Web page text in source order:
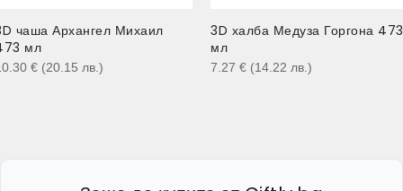
чаша Архангел Михаил
мл
€ (20.15 лв. )
3D халба Медуза Горгона 473
мл
7.27 € (14.22 лв. )